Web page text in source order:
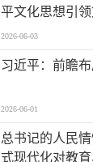
平文化思想引
面
2026-06-03
习近平：前瞻
2026-06-01
总书记的人民
式现代化对教